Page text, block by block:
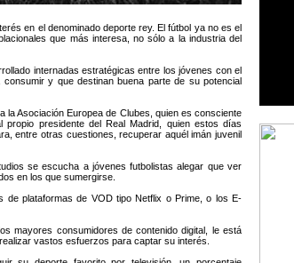
en el denominado deporte rey. El fútbol ya no es el
que más interesa, no sólo a la industria del
internadas estratégicas entre los jóvenes con el
y que destinan buena parte de su potencial
la Asociación Europea de Clubes, quien es consciente
presidente del Real Madrid, quien estos días
entre otras cuestiones, recuperar aquél imán juvenil
se escucha a jóvenes futbolistas alegar que ver
en los que sumergirse.
plataformas de VOD tipo Netflix o Prime, o los E-
mayores consumidores de contenido digital, le está
vastos esfuerzos para captar su interés.